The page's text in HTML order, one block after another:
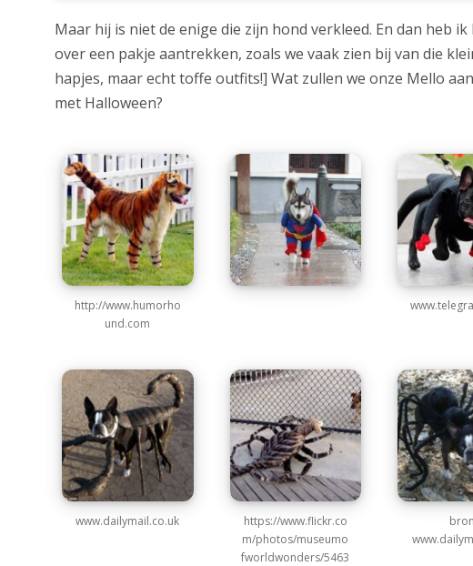
Maar hij is niet de enige die zijn hond verkleed. En dan heb
over een pakje aantrekken, zoals we vaak zien bij van die
hapjes, maar echt toffe outfits!] Wat zullen we onze Mello
met Halloween?
http://www.humorho
und.com
www.dailymail.co.uk
https://www.flickr.co
m/photos/museumo
fworldwonders/5463